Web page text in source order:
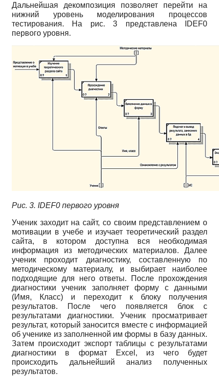
Дальнейшая декомпозиция позволяет перейти на
нижний уровень моделирования процессов
тестирования. На рис. 3 представлена IDEF0
первого уровня.
Рис. 3. IDEF0 первого уровня
Ученик заходит на сайт, со своим представлением о
мотивации в учебе и изучает теоретический раздел
сайта, в котором доступна вся необходимая
информация из методических материалов. Далее
ученик проходит диагностику, составленную по
методическому материалу, и выбирает наиболее
подходящие для него ответы. После прохождения
диагностики ученик заполняет форму с данными
(Имя, Класс) и переходит к блоку получения
результатов. После чего появляется блок с
результатами диагностики. Ученик просматривает
результат, который заносится вместе с информацией
об ученике из заполненной им формы в базу данных.
Затем происходит экспорт таблицы с результатами
диагностики в формат Excel, из чего будет
происходить дальнейший анализ полученных
результатов.